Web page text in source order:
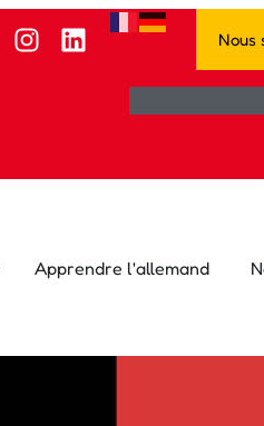
Nous
Apprendre l'allemand